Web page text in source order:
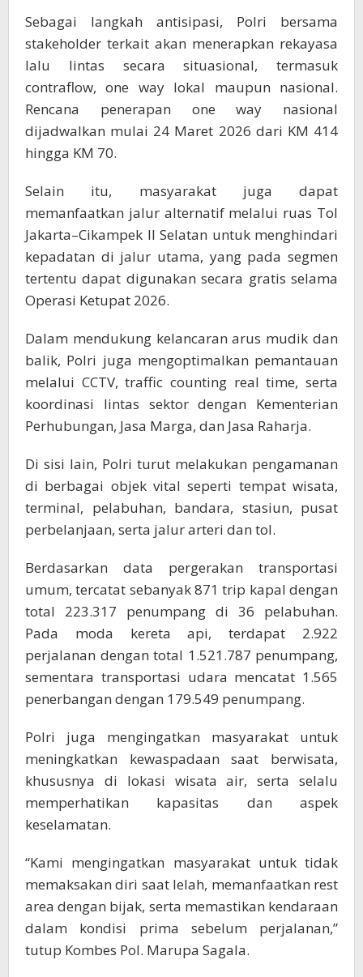
Sebagai langkah antisipasi, Polri bersama
stakeholder terkait akan menerapkan rekayasa
lalu lintas secara situasional, termasuk
contraflow, one way lokal maupun nasional.
Rencana penerapan one way nasional
dijadwalkan mulai 24 Maret 2026 dari KM 414
hingga KM 70.
Selain itu, masyarakat juga dapat
memanfaatkan jalur alternatif melalui ruas Tol
Jakarta–Cikampek II Selatan untuk menghindari
kepadatan di jalur utama, yang pada segmen
tertentu dapat digunakan secara gratis selama
Operasi Ketupat 2026.
Dalam mendukung kelancaran arus mudik dan
balik, Polri juga mengoptimalkan pemantauan
melalui CCTV, traffic counting real time, serta
koordinasi lintas sektor dengan Kementerian
Perhubungan, Jasa Marga, dan Jasa Raharja.
Di sisi lain, Polri turut melakukan pengamanan
di berbagai objek vital seperti tempat wisata,
terminal, pelabuhan, bandara, stasiun, pusat
perbelanjaan, serta jalur arteri dan tol.
Berdasarkan data pergerakan transportasi
umum, tercatat sebanyak 871 trip kapal dengan
total 223.317 penumpang di 36 pelabuhan.
Pada moda kereta api, terdapat 2.922
perjalanan dengan total 1.521.787 penumpang,
sementara transportasi udara mencatat 1.565
penerbangan dengan 179.549 penumpang.
Polri juga mengingatkan masyarakat untuk
meningkatkan kewaspadaan saat berwisata,
khususnya di lokasi wisata air, serta selalu
memperhatikan kapasitas dan aspek
keselamatan.
“Kami mengingatkan masyarakat untuk tidak
memaksakan diri saat lelah, memanfaatkan rest
area dengan bijak, serta memastikan kendaraan
dalam kondisi prima sebelum perjalanan,”
tutup Kombes Pol. Marupa Sagala.